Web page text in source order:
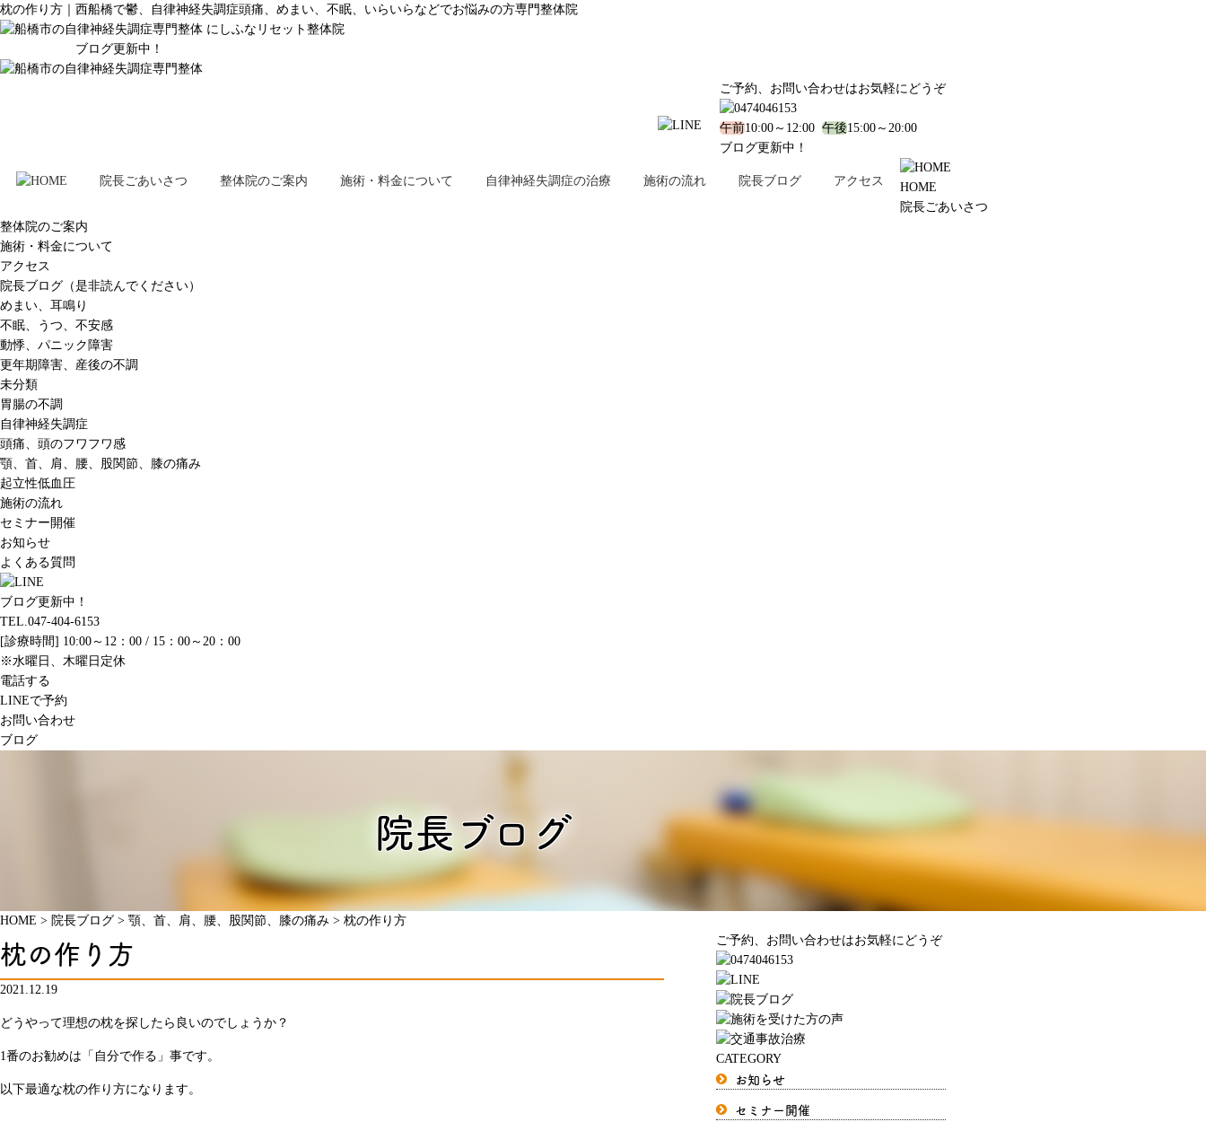
枕の作り方｜西船橋で鬱、自律神経失調症頭痛、めまい、不眠、いらいらなどでお悩みの方専門整体院
ブログ更新中！
ご予約、お問い合わせはお気軽にどうぞ
午前10:00～12:00 午後15:00～20:00
ブログ更新中！
院長ごあいさつ 整体院のご案内 施術・料金について 自律神経失調症の治療 施術の流れ 院長ブログ アクセス
HOME
院長ごあいさつ
整体院のご案内
施術・料金について
アクセス
院長ブログ（是非読んでください）
めまい、耳鳴り
不眠、うつ、不安感
動悸、パニック障害
更年期障害、産後の不調
未分類
胃腸の不調
自律神経失調症
頭痛、頭のフワフワ感
顎、首、肩、腰、股関節、膝の痛み
起立性低血圧
施術の流れ
セミナー開催
お知らせ
よくある質問
ブログ更新中！
TEL.047-404-6153
[診療時間] 10:00～12：00 / 15：00～20：00
※水曜日、木曜日定休
電話する
LINEで予約
お問い合わせ
ブログ
院長ブログ
HOME > 院長ブログ > 顎、首、肩、腰、股関節、膝の痛み > 枕の作り方
枕の作り方
2021.12.19
どうやって理想の枕を探したら良いのでしょうか？
1番のお勧めは「自分で作る」事です。
以下最適な枕の作り方になります。
ご予約、お問い合わせはお気軽にどうぞ
CATEGORY
お知らせ
セミナー開催